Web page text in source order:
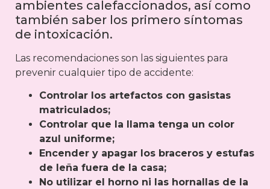
ambientes calefaccionados, así como
también saber los primero síntomas
de intoxicación.
Las recomendaciones son las siguientes para
prevenir cualquier tipo de accidente:
Controlar los artefactos con gasistas
matriculados;
Controlar que la llama tenga un color
azul uniforme;
Encender y apagar los braceros y estufas
de leña fuera de la casa;
No utilizar el horno ni las hornallas de la